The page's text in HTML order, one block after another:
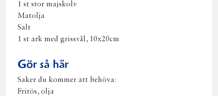
1 st stor majskolv
Matolja
Salt
1 st ark med grissvål, 10x20cm
Gör så här
Saker du kommer att behöva:
Fritös, olja